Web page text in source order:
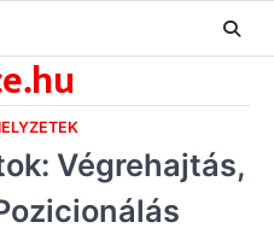
Végrehajtás,